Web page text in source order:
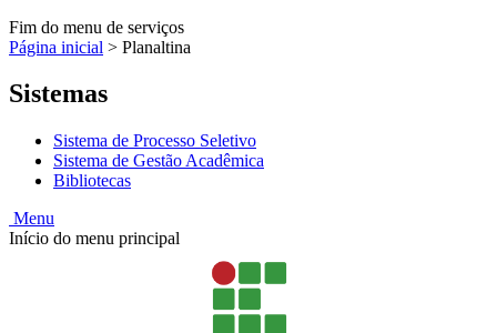
Fim do menu de serviços
Página inicial > Planaltina
Sistemas
Sistema de Processo Seletivo
Sistema de Gestão Acadêmica
Bibliotecas
Menu
Início do menu principal